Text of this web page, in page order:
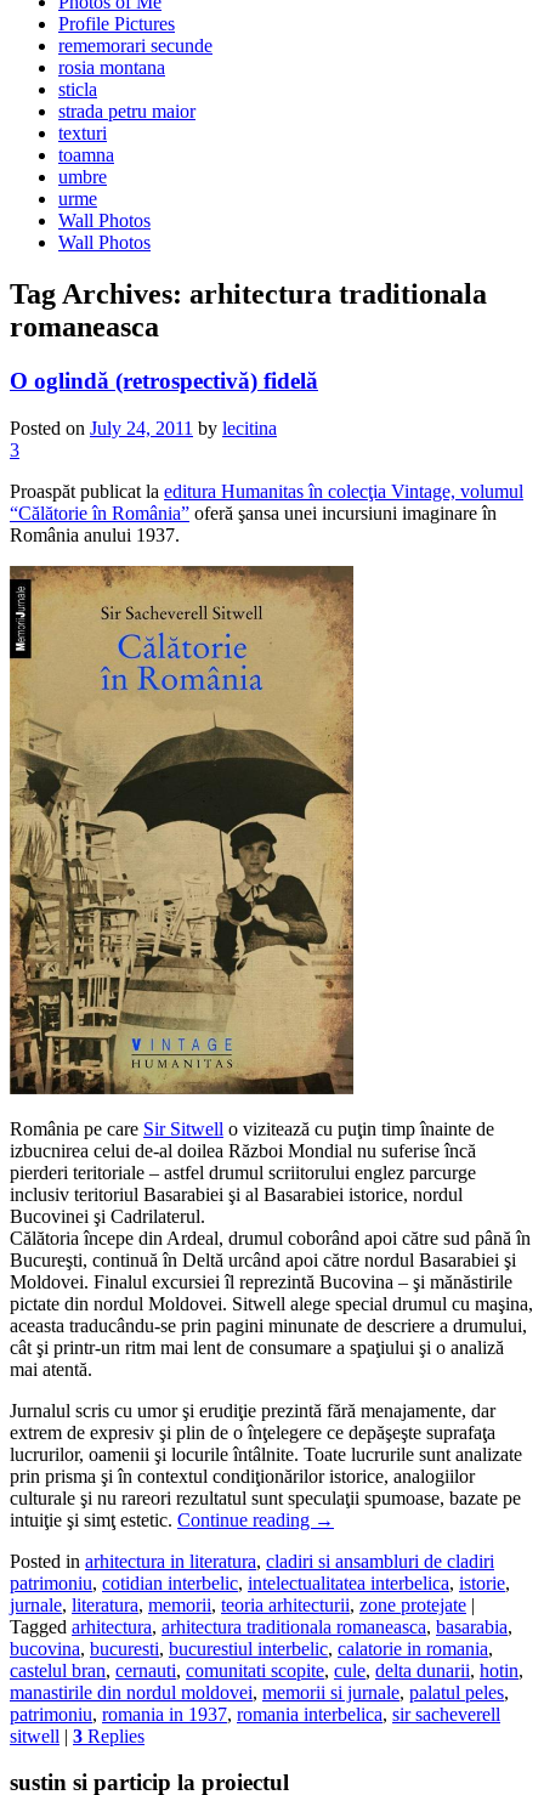
Profile Pictures
rememorari secunde
rosia montana
sticla
strada petru maior
texturi
toamna
umbre
urme
Wall Photos
Wall Photos
Tag Archives: arhitectura traditionala
romaneasca
O oglindă (retrospectivă) fidelă
Posted on July 24, 2011 by lecitina
3
Proaspăt publicat la editura Humanitas în colecţia Vintage, volumul
“Călătorie în România” oferă şansa unei incursiuni imaginare în
România anului 1937.
România pe care Sir Sitwell o vizitează cu puţin timp înainte de
izbucnirea celui de-al doilea Război Mondial nu suferise încă
pierderi teritoriale – astfel drumul scriitorului englez parcurge
inclusiv teritoriul Basarabiei şi al Basarabiei istorice, nordul
Bucovinei şi Cadrilaterul.
Călătoria începe din Ardeal, drumul coborând apoi către sud până în
Bucureşti, continuă în Deltă urcând apoi către nordul Basarabiei şi
Moldovei. Finalul excursiei îl reprezintă Bucovina – şi mănăstirile
pictate din nordul Moldovei. Sitwell alege special drumul cu maşina,
aceasta traducându-se prin pagini minunate de descriere a drumului,
cât şi printr-un ritm mai lent de consumare a spaţiului şi o analiză
mai atentă.
Jurnalul scris cu umor şi erudiţie prezintă fără menajamente, dar
extrem de expresiv şi plin de o înţelegere ce depăşeşte suprafaţa
lucrurilor, oamenii şi locurile întâlnite. Toate lucrurile sunt analizate
prin prisma şi în contextul condiţionărilor istorice, analogiilor
culturale şi nu rareori rezultatul sunt speculaţii spumoase, bazate pe
intuiţie şi simţ estetic. Continue reading →
Posted in arhitectura in literatura, cladiri si ansambluri de cladiri
patrimoniu, cotidian interbelic, intelectualitatea interbelica, istorie,
jurnale, literatura, memorii, teoria arhitecturii, zone protejate |
Tagged arhitectura, arhitectura traditionala romaneasca, basarabia,
bucovina, bucuresti, bucurestiul interbelic, calatorie in romania,
castelul bran, cernauti, comunitati scopite, cule, delta dunarii, hotin,
manastirile din nordul moldovei, memorii si jurnale, palatul peles,
patrimoniu, romania in 1937, romania interbelica, sir sacheverell
sitwell | 3 Replies
sustin si particip la proiectul